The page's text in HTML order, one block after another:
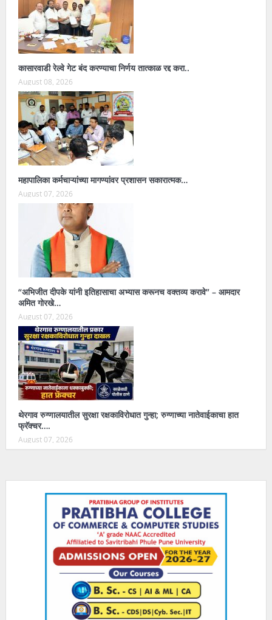
कासारवाडी रेल्वे गेट बंद करण्याचा निर्णय तात्काळ रद्द करा..
August 08, 2026
महापालिका कर्मचाऱ्यांच्या मागण्यांवर प्रशासन सकारात्मक…
August 07, 2026
“अभिजीत दीपके यांनी इतिहासाचा अभ्यास करूनच वक्तव्य करावे” – आमदार
अमित गोरखे…
August 07, 2026
थेरगाव रुग्णालयातील सुरक्षा रक्षकाविरोधात गुन्हा; रुग्णाच्या नातेवाईकाचा हात
फ्रॅक्चर….
August 07, 2026